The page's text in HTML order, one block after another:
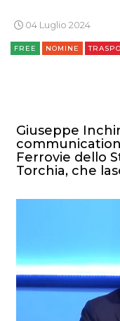
TV
DATI
RICERCHE
PREVISIONI/
TREND
CASE HISTORY
04 Luglio 2024
FREE NOMINE
Giuseppe
Ferrovie dello
Torchia, che